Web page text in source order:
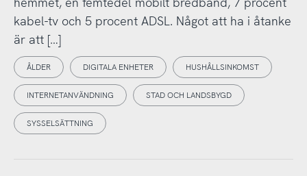
kabel-tv och 5 procent ADSL. Något att ha i åtanke
är att […]
ÅLDER DIGITALA ENHETER HUSHÅLLSINKOMST
INTERNETANVÄNDNING STAD OCH LANDSBYGD
SYSSELSÄTTNING